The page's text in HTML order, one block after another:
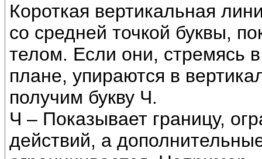
Короткая вертикальная
со средней точкой буквы,
телом. Если они, стремясь
плане, упираются в
получим букву Ч.
Ч – Показывает границу,
действий, а